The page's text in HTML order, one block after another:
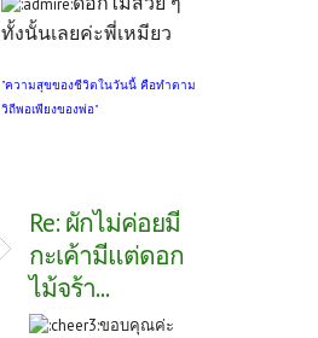
ทั้งนั้นเลยค่ะพี่เหมียว
"ความสุขของชีวิตในวันนี้ คือทำตาม
วิถีพอเพียงของพ่อ"
Re: ผักไม่ค่อยมี
กะเค้ามีแต่ดอก
ไม้จร้า...
ขอบคุณค่ะ